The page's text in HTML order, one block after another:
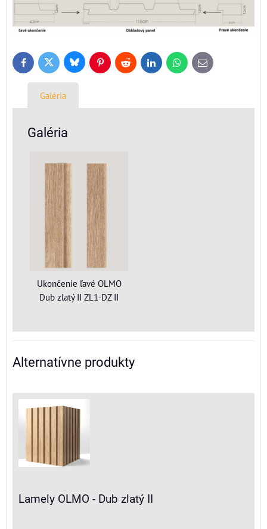
FacebookTwitter BlueskyPinterestReddit LinkedInWhatsApp
E-
mail
Galéria
Galéria
Ukončenie ľavé OLMO
Dub zlatý II ZL1-DZ II
Alternatívne produkty
Lamely OLMO - Dub zlatý II